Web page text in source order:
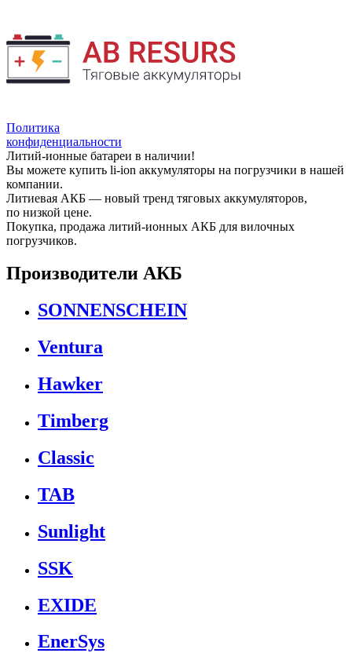
Политика
конфиденциальности
Литий-ионные батареи в наличии!
Вы можете купить li-ion аккумуляторы на погрузчики в нашей
компании.
Литиевая АКБ — новый тренд тяговых аккумуляторов,
по низкой цене.
Покупка, продажа литий-ионных АКБ для вилочных
погрузчиков.
Производители АКБ
SONNENSCHEIN
Ventura
Hawker
Timberg
Classic
TAB
Sunlight
SSK
EXIDE
EnerSys